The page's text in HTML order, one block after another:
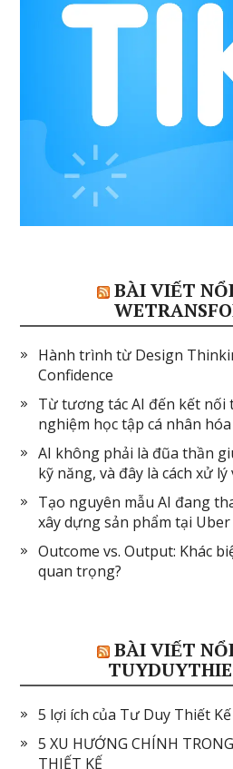
BÀI VIẾT
Hành trình từ Design
Confidence
Từ tương tác AI đến kết nối
nghiệm học tập cá nhân
AI không phải là đũa thần
kỹ năng, và đây là cách xử
Tạo nguyên mẫu AI đang
xây dựng sản phẩm tại
Outcome vs. Output: Khác
quan trọng?
BÀI VIẾT
5 lợi ích của Tư Duy Thiết Kế
5 XU HƯỚNG CHÍNH
THIẾT KẾ